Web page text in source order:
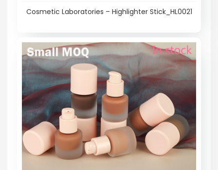
Cosmetic Laboratories – Highlighter Stick_HL0021